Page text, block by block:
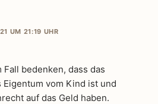
UM 21:19 UHR
Fall bedenken, dass das
Eigentum vom Kind ist und
auf das Geld haben.